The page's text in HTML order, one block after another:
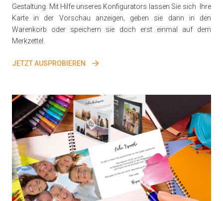
Gestaltung. Mit Hilfe unseres Konfigurators lassen Sie sich Ihre
Karte in der Vorschau anzeigen, geben sie dann in den
Warenkorb oder speichern sie doch erst einmal auf dem
Merkzettel.
JETZT AUSPROBIEREN